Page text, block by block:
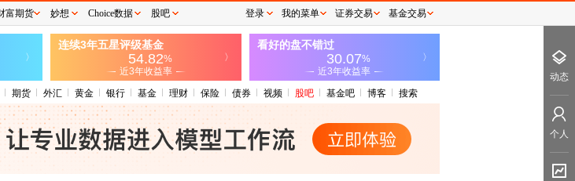
期货 外汇 黄金 银行 基金 理财 保险 债券 视频 股吧 基金吧 博客 搜索
富期货 妙想 Choice数据 股吧 登录 我的菜单 证券交易 基金交易
动态
个人